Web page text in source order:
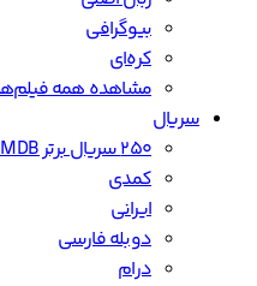
بیوگرافی
کره‌ای
مشاهده همه
سریال
۲۵۰ سریال برتر IMDB
کمدی
ایرانی
دوبله فارسی
درام